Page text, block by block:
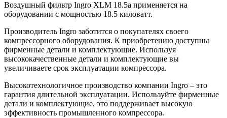
Воздушный фильтр Ingro XLM 18.5a применяется на
оборудовании с мощностью 18.5 киловатт.
Производитель Ingro заботится о покупателях своего
компрессорного оборудования. К приобретению доступны
фирменные детали и комплектующие. Используя
высококачественные детали и комплектующие вы
увеличиваете срок эксплуатации компрессора.
Высокотехнологичное производство компании Ingro – это
гарантия длительной эксплуатации. Используйте фирменные
детали и комплектующие, это поддерживает высокую
эффективность промышленного компрессора.